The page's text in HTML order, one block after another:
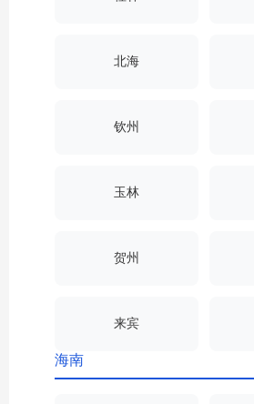
北海
钦州
玉林
贺州
来宾
海南